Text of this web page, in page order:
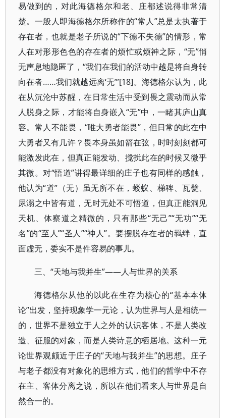
易做到的，对此海德格尔和老、庄都述说得非常清
楚。一般人即海德格尔所称作的“常人”总是太执著于
存在者，也就是老子所说的“下德不失德”的情形，常
人在对形形色色的存在者的烦忙或烦神之际，“无”悄
无声息地隐匿了，“我们在我们的活动中越是将自身转
向在者……我们就越远离‘无’”[18]。海德格尔认为，此
在从沉沦中苏醒，在日常生活中受到畏之震动而从常
人脱身之际，才能将自身嵌入“无”中，一睹其庐山真
容。常人不能畏，“唯大勇者能畏”，但日常的此在中
大勇者又有几许？畏本身虽如箭在弦，时时刻刻都可
能激发此在，但真正能发动、搅扰此在的时候又微乎
其微。对“悟道”讲得最详细的庄子也有同样的感触，
他认为“道”（无）虽无所不在，蝼蚁、梯稗、瓦甓、
尿溺之中皆有道，无时无处不可悟道，但真正能洞见
天机、体察道之精微的，只有那些“无己”“无功”“无
名”的“至人”“圣人”“神人”。要摆脱存在者的羁绊，直
面虚无，委实不是件容易的事儿。
三、“天地与我并生”——人与世界的关系
海德格尔从他的以此在生存为核心的“基本本体
论”出发，坚持现象学一元论，认为世界与人是相统一
的，世界不是独立于人之外的认识客体，不是人类改
造、征服的对象，而是人类诗意的栖居地。这种一元
论世界观颇近于庄子的“天地与我并生”的思想。庄子
与老子都没有对象化的思维方式，他们的哲学中不存
在主、客体分离之说，所以在他们看来人与世界是自
然合一的。